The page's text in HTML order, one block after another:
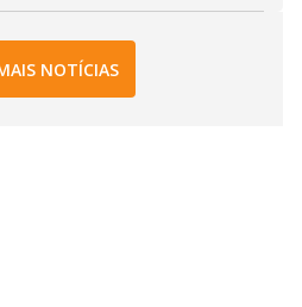
NOTÍCIAS